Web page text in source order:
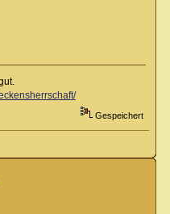
Gespeichert